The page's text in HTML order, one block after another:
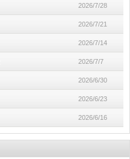
2026/7/28
2026/7/21
2026/7/14
2026/7/7
2026/6/30
2026/6/23
2026/6/16